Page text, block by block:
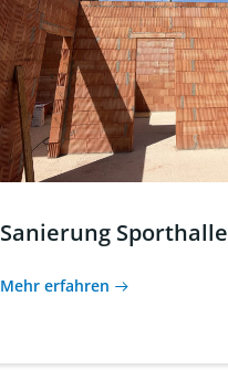
Sanierung Sporthalle
Mehr erfahren